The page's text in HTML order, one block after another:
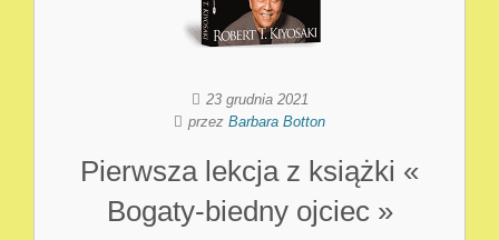
23 grudnia 2021
przez Barbara Botton
Pierwsza lekcja z książki «
Bogaty-biedny ojciec »